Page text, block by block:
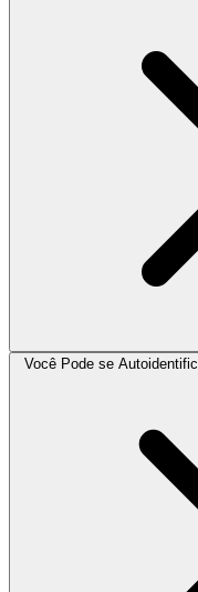
Você Pode se